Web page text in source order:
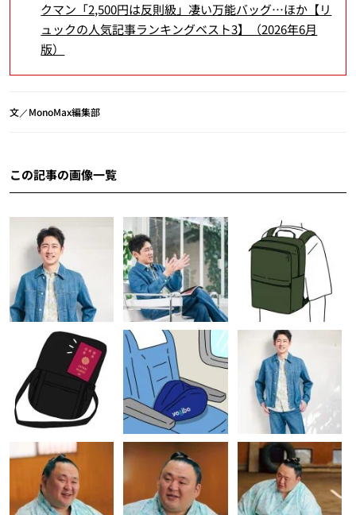
クマン「2,500円は反則級」凄い万能バッグ…ほか【リ
ュックの人気記事ランキングベスト3】（2026年6月
版）
文／MonoMax編集部
この記事の画像一覧